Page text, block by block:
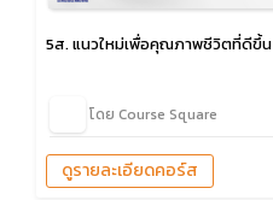
5ส. แนวใหม่เพื่อคุณภาพชีวิตที่ดีขึ้น
โดย Course Square
ดูรายละเอียดคอร์ส